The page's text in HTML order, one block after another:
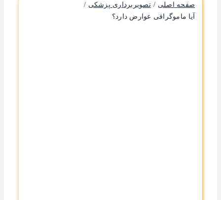
صفحه اصلی
تصویربرداری پزشکی
آیا ماموگرافی عوارض دارد؟